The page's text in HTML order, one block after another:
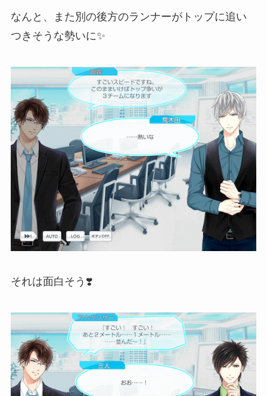
なんと、また別の後方のランナーがトップに追い
つきそうな勢いに✨
それは面白そう❣️